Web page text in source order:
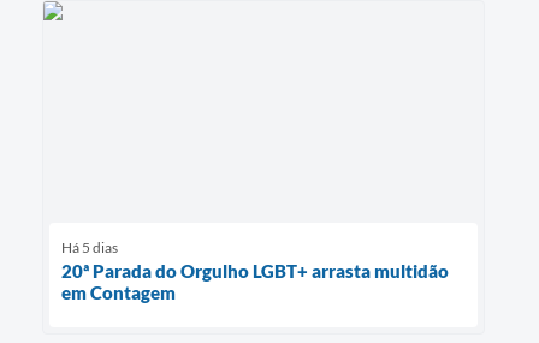
Há 5 dias
20ª Parada do Orgulho LGBT+ arrasta multidão
em Contagem